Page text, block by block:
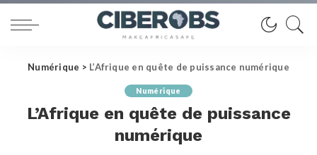
Numérique > L’Afrique en quête de puissance numérique
Numérique
L’Afrique en quête de puissance
numérique